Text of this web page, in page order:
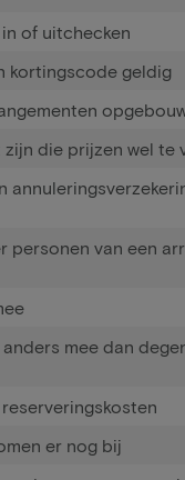
of uitchecken
kortingscode geldig
zijn die prijzen wel te
personen van een
mee dan
er nog bij